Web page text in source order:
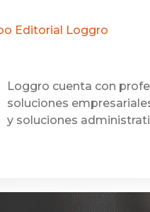
Editorial Loggro
Loggro cuenta con
soluciones
y soluciones